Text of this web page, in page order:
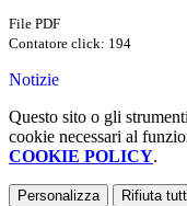
File PDF
Contatore click: 194
Notizie
Questo sito o gli
cookie necessari al
COOKIE POLICY.
Personalizza Rifiuta